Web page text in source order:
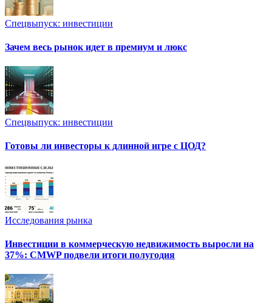
Спецвыпуск: инвестиции
Зачем весь рынок идет в премиум и люкс
Спецвыпуск: инвестиции
Готовы ли инвесторы к длинной игре с ЦОД?
Исследования рынка
Инвестиции в коммерческую недвижимость выросли на
37%: CMWP подвели итоги полугодия